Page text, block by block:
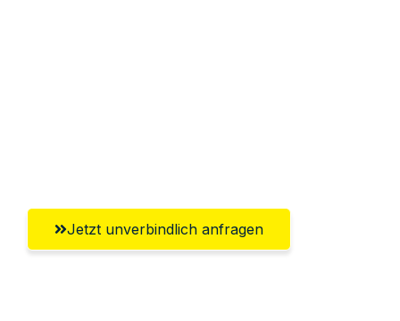
Jetzt unverbindlich anfragen